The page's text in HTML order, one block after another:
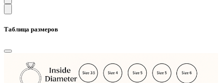
Таблица размеров